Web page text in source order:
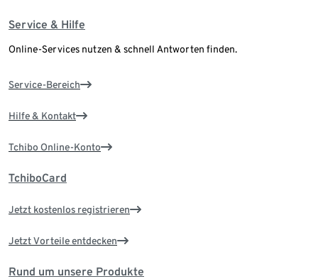
Service & Hilfe
Online-Services nutzen & schnell Antworten finden.
Service-Bereich
Hilfe & Kontakt
Tchibo Online-Konto
TchiboCard
Jetzt kostenlos registrieren
Jetzt Vorteile entdecken
Rund um unsere Produkte